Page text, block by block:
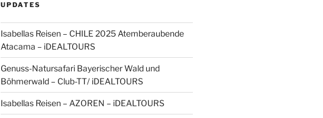
UPDATES
Isabellas Reisen – CHILE 2025 Atemberaubende
Atacama – iDEALTOURS
Genuss-Natursafari Bayerischer Wald und
Böhmerwald – Club-TT/ iDEALTOURS
Isabellas Reisen – AZOREN – iDEALTOURS